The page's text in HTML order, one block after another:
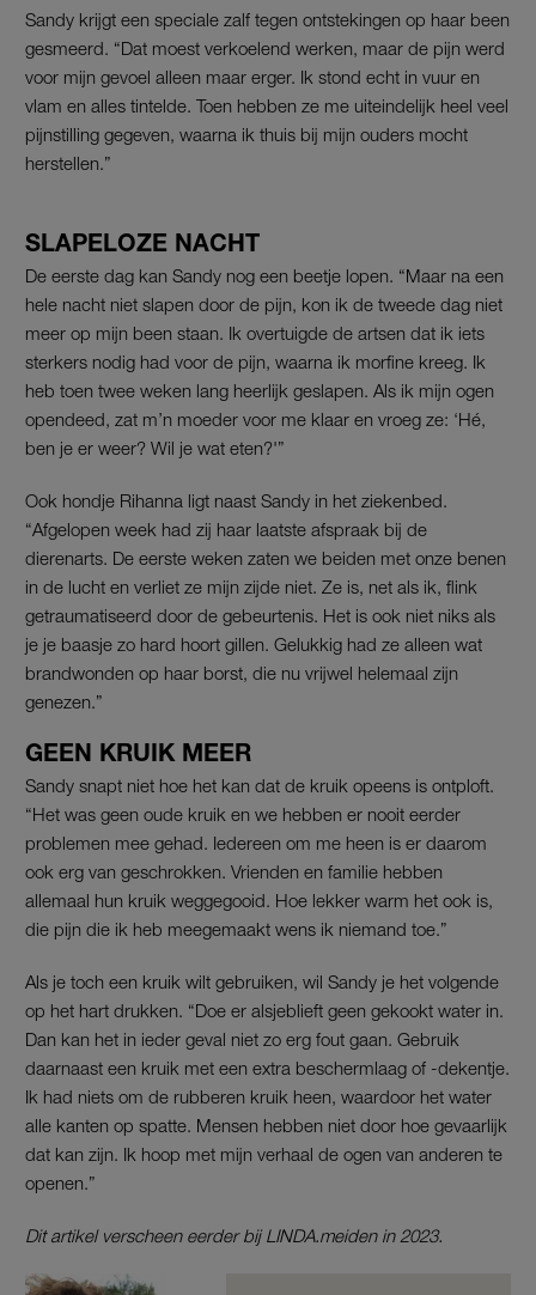
Sandy krijgt een speciale zalf tegen ontstekingen op haar been
gesmeerd. “Dat moest verkoelend werken, maar de pijn werd
voor mijn gevoel alleen maar erger. Ik stond echt in vuur en
vlam en alles tintelde. Toen hebben ze me uiteindelijk heel veel
pijnstilling gegeven, waarna ik thuis bij mijn ouders mocht
herstellen.”
SLAPELOZE NACHT
De eerste dag kan Sandy nog een beetje lopen. “Maar na een
hele nacht niet slapen door de pijn, kon ik de tweede dag niet
meer op mijn been staan. Ik overtuigde de artsen dat ik iets
sterkers nodig had voor de pijn, waarna ik morfine kreeg. Ik
heb toen twee weken lang heerlijk geslapen. Als ik mijn ogen
opendeed, zat m’n moeder voor me klaar en vroeg ze: ‘Hé,
ben je er weer? Wil je wat eten?'”
Ook hondje Rihanna ligt naast Sandy in het ziekenbed.
“Afgelopen week had zij haar laatste afspraak bij de
dierenarts. De eerste weken zaten we beiden met onze benen
in de lucht en verliet ze mijn zijde niet. Ze is, net als ik, flink
getraumatiseerd door de gebeurtenis. Het is ook niet niks als
je je baasje zo hard hoort gillen. Gelukkig had ze alleen wat
brandwonden op haar borst, die nu vrijwel helemaal zijn
genezen.”
GEEN KRUIK MEER
Sandy snapt niet hoe het kan dat de kruik opeens is ontploft.
“Het was geen oude kruik en we hebben er nooit eerder
problemen mee gehad. Iedereen om me heen is er daarom
ook erg van geschrokken. Vrienden en familie hebben
allemaal hun kruik weggegooid. Hoe lekker warm het ook is,
die pijn die ik heb meegemaakt wens ik niemand toe.”
Als je toch een kruik wilt gebruiken, wil Sandy je het volgende
op het hart drukken. “Doe er alsjeblieft geen gekookt water in.
Dan kan het in ieder geval niet zo erg fout gaan. Gebruik
daarnaast een kruik met een extra beschermlaag of -dekentje.
Ik had niets om de rubberen kruik heen, waardoor het water
alle kanten op spatte. Mensen hebben niet door hoe gevaarlijk
dat kan zijn. Ik hoop met mijn verhaal de ogen van anderen te
openen.”
Dit artikel verscheen eerder bij LINDA.meiden in 2023.